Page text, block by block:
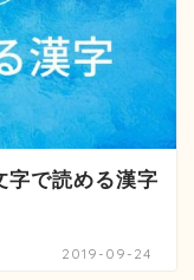
で読める漢字
2019-09-24